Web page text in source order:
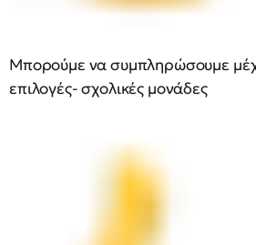
Μπορούμε να συμπληρώσουμε
επιλογές- σχολικές μονάδες